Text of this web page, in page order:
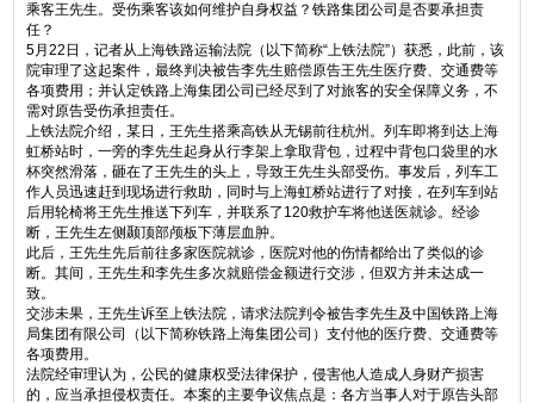
乘客王先生。受伤乘客该如何维护自身权益？铁路集团公司是否要承担责
任？
5月22日，记者从上海铁路运输法院（以下简称“上铁法院”）获悉，此前，该
院审理了这起案件，最终判决被告李先生赔偿原告王先生医疗费、交通费等
各项费用；并认定铁路上海集团公司已经尽到了对旅客的安全保障义务，不
需对原告受伤承担责任。
上铁法院介绍，某日，王先生搭乘高铁从无锡前往杭州。列车即将到达上海
虹桥站时，一旁的李先生起身从行李架上拿取背包，过程中背包口袋里的水
杯突然滑落，砸在了王先生的头上，导致王先生头部受伤。事发后，列车工
作人员迅速赶到现场进行救助，同时与上海虹桥站进行了对接，在列车到站
后用轮椅将王先生推送下列车，并联系了120救护车将他送医就诊。经诊
断，王先生左侧颞顶部颅板下薄层血肿。
此后，王先生先后前往多家医院就诊，医院对他的伤情都给出了类似的诊
断。其间，王先生和李先生多次就赔偿金额进行交涉，但双方并未达成一
致。
交涉未果，王先生诉至上铁法院，请求法院判令被告李先生及中国铁路上海
局集团有限公司（以下简称铁路上海集团公司）支付他的医疗费、交通费等
各项费用。
法院经审理认为，公民的健康权受法律保护，侵害他人造成人身财产损害
的，应当承担侵权责任。本案的主要争议焦点是：各方当事人对于原告头部